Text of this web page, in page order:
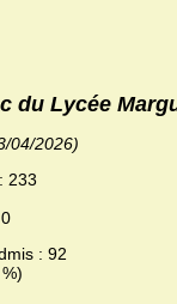
du Lycée
04/2026)
233
: 92